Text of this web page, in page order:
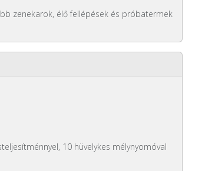
zenekarok, élő fellépések és próbatermek
10 hüvelykes mélynyomóval